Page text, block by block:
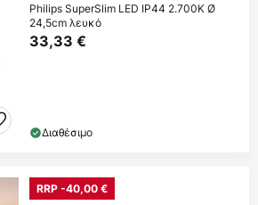
Philips SuperSlim LED IP44 2.700K Ø
24,5cm λευκό
33,33 €
Διαθέσιμο
RRP -40,00 €